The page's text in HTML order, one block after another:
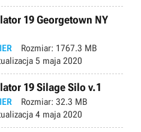
19 Georgetown NY
Rozmiar: 1767.3 MB
5 maja 2020
19 Silage Silo v.1
Rozmiar: 32.3 MB
4 maja 2020